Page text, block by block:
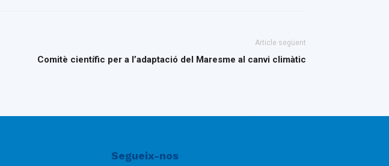
Article següent
Comitè científic per a l’adaptació del Maresme al canvi climàtic
Segueix-nos